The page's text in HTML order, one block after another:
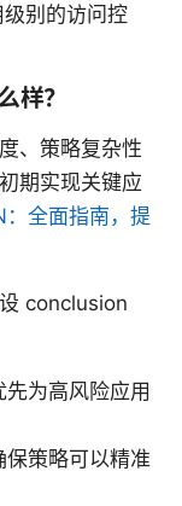
别的访问控
样？
、策略复杂性
期实现关键应
：全面指南，提
conclusion
为高风险应用
策略可以精准